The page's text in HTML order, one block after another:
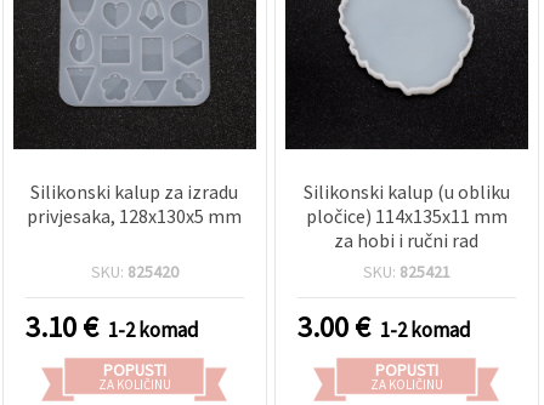
Silikonski kalup za izradu
privjesaka, 128x130x5 mm
SKU: 825420
3.10€ 1-2 komad
POPUSTI
ZA KOLIČINU
Silikonski kalup (u obliku
pločice) 114x135x11 mm
za hobi i ručni rad
SKU: 825421
3.00€ 1-2 komad
POPUSTI
ZA KOLIČINU